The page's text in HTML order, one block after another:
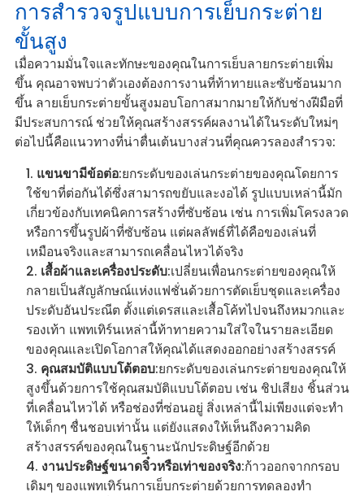
การสำรวจรูปแบบการเย็บกระต่าย
ขั้นสูง
เมื่อความมั่นใจและทักษะของคุณในการเย็บลายกระต่ายเพิ่ม
ขึ้น คุณอาจพบว่าตัวเองต้องการงานที่ท้าทายและซับซ้อนมาก
ขึ้น ลายเย็บกระต่ายขั้นสูงมอบโอกาสมากมายให้กับช่างฝีมือที่
มีประสบการณ์ ช่วยให้คุณสร้างสรรค์ผลงานได้ในระดับใหม่ๆ
ต่อไปนี้คือแนวทางที่น่าตื่นเต้นบางส่วนที่คุณควรลองสำรวจ:
แขนขามีข้อต่อ:ยกระดับของเล่นกระต่ายของคุณโดยการ
ใช้ขาที่ต่อกันได้ซึ่งสามารถขยับและงอได้ รูปแบบเหล่านี้มัก
เกี่ยวข้องกับเทคนิคการสร้างที่ซับซ้อน เช่น การเพิ่มโครงลวด
หรือการขึ้นรูปผ้าที่ซับซ้อน แต่ผลลัพธ์ที่ได้คือของเล่นที่
เหมือนจริงและสามารถเคลื่อนไหวได้จริง
เสื้อผ้าและเครื่องประดับ:เปลี่ยนเพื่อนกระต่ายของคุณให้
กลายเป็นสัญลักษณ์แห่งแฟชั่นด้วยการตัดเย็บชุดและเครื่อง
ประดับอันประณีต ตั้งแต่เดรสและเสื้อโค้ทไปจนถึงหมวกและ
รองเท้า แพทเทิร์นเหล่านี้ท้าทายความใส่ใจในรายละเอียด
ของคุณและเปิดโอกาสให้คุณได้แสดงออกอย่างสร้างสรรค์
คุณสมบัติแบบโต้ตอบ:ยกระดับของเล่นกระต่ายของคุณให้
สูงขึ้นด้วยการใช้คุณสมบัติแบบโต้ตอบ เช่น ชิปเสียง ชิ้นส่วน
ที่เคลื่อนไหวได้ หรือช่องที่ซ่อนอยู่ สิ่งเหล่านี้ไม่เพียงแต่จะทำ
ให้เด็กๆ ชื่นชอบเท่านั้น แต่ยังแสดงให้เห็นถึงความคิด
สร้างสรรค์ของคุณในฐานะนักประดิษฐ์อีกด้วย
งานประดิษฐ์ขนาดจิ๋วหรือเท่าของจริง:ก้าวออกจากกรอบ
เดิมๆ ของแพทเทิร์นการเย็บกระต่ายด้วยการทดลองทำ